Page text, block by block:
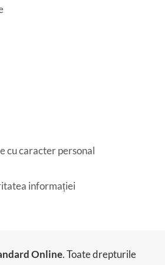
cu caracter personal
informației
Online. Toate drepturile